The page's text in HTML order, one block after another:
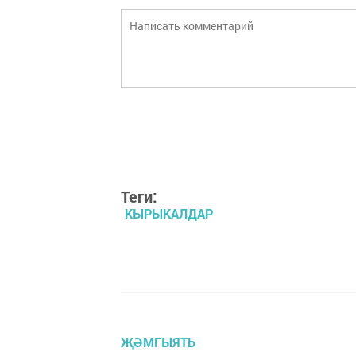
Теги:
КЫРЫКАЛДАР
ҖӘМГЫЯТЬ